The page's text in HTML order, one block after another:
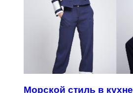
Морской стиль в кухне